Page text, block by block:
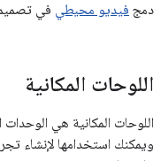
دمج فيديو محيطي في
اللوحات المكانية
ويمكنك استخدامها لإنشاء